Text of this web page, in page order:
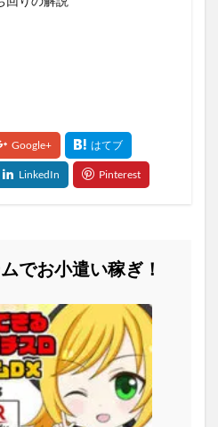
でお小遣い稼ぎ！